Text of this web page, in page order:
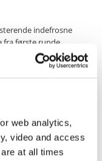
web analytics,
video and access
at all times
indefrosne
fra første runde
feriemidler
forventes at øge
2023 skal styrke og
19. Eksportpakken
og hjælpe